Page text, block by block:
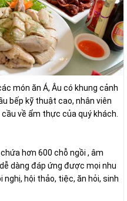
món ăn Á, Âu có khung cảnh
bếp kỹ thuật cao, nhân viên
về ẩm thực của quý khách.
hơn 600 chỗ ngồi , âm
dàng đáp ứng được mọi nhu
hội thảo, tiệc, ăn hỏi, sinh